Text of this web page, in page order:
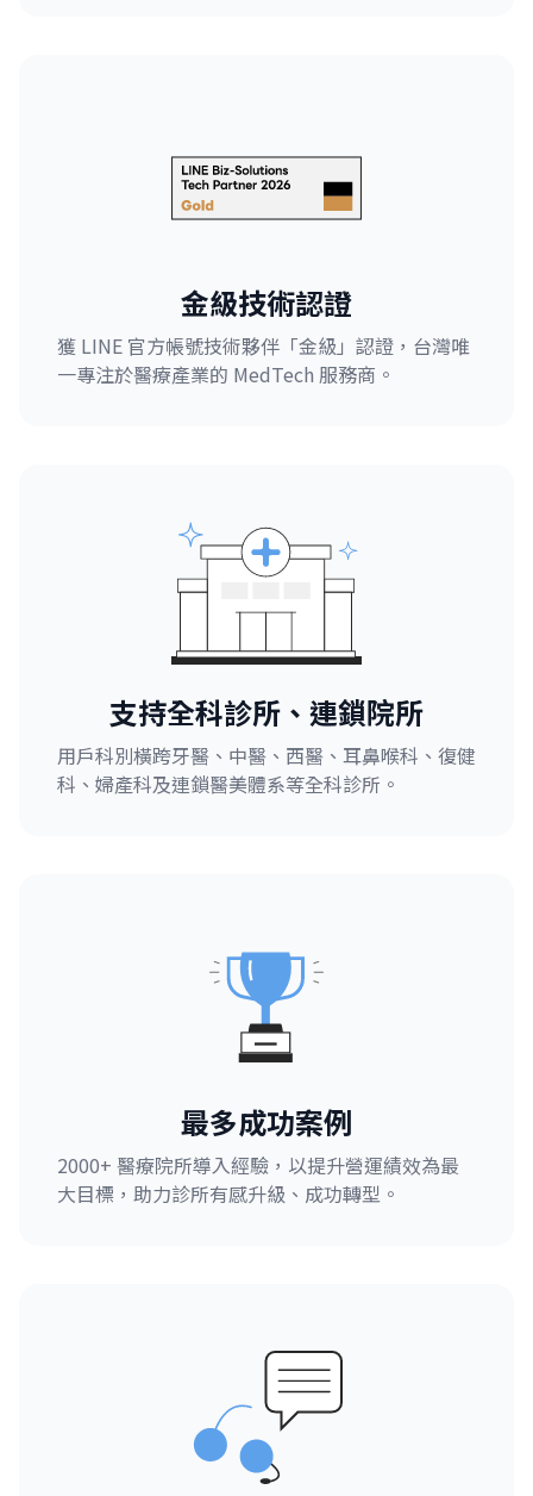
金級技術認證
獲 LINE 官方帳號技術夥伴「金級」認證，台灣唯
一專注於醫療產業的 MedTech 服務商。
支持全科診所、連鎖院所
用戶科別橫跨牙醫、中醫、西醫、耳鼻喉科、復健
科、婦產科及連鎖醫美體系等全科診所。
最多成功案例
2000+ 醫療院所導入經驗，以提升營運績效為最
大目標，助力診所有感升級、成功轉型。